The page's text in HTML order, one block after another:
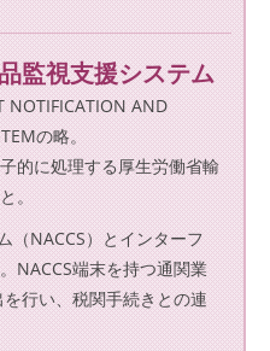
監視支援システム
NOTIFICATION AND
の略。
的に処理する厚生労働省輸
。
（NACCS）とインターフ
NACCS端末を持つ通関業
行い、税関手続きとの連